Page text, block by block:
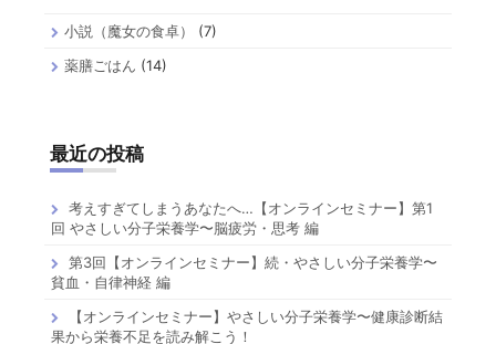
小説（魔女の食卓）
(7)
薬膳ごはん (14)
最近の投稿
考えすぎてしまうあなたへ…【オンラインセミナー】第1
回 やさしい分子栄養学〜脳疲労・思考 編
第3回【オンラインセミナー】続・やさしい分子栄養学〜
貧血・自律神経 編
【オンラインセミナー】やさしい分子栄養学〜健康診断結
果から栄養不足を読み解こう！